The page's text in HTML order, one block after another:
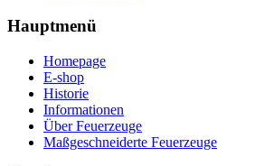
Hauptmenü
Homepage
E-shop
Historie
Informationen
Über Feuerzeuge
Maßgeschneiderte Feuerzeuge